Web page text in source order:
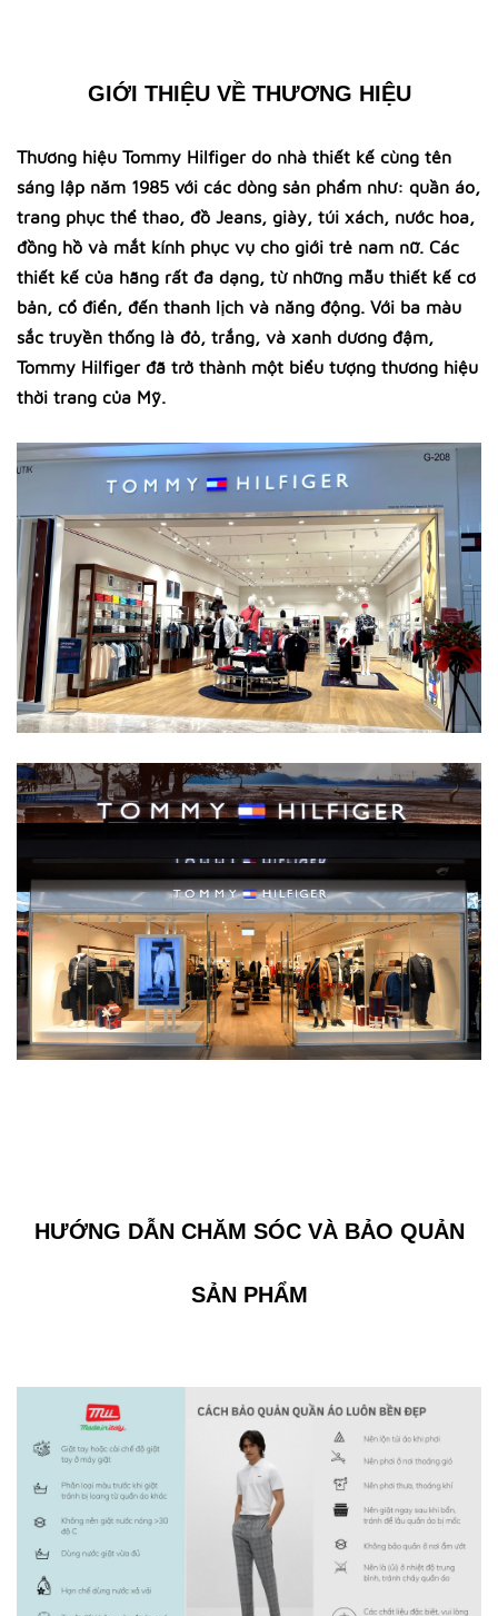
GIỚI THIỆU VỀ THƯƠNG HIỆU
Thương hiệu Tommy Hilfiger do nhà thiết kế cùng tên
sáng lập năm 1985 với các dòng sản phẩm như: quần áo,
trang phục thể thao, đồ Jeans, giày, túi xách, nước hoa,
đồng hồ và mắt kính phục vụ cho giới trẻ nam nữ. Các
thiết kế của hãng rất đa dạng, từ những mẫu thiết kế cơ
bản, cổ điển, đến thanh lịch và năng động. Với ba màu
sắc truyền thống là đỏ, trắng, và xanh dương đậm,
Tommy Hilfiger đã trở thành một biểu tượng thương hiệu
thời trang của Mỹ.
HƯỚNG DẪN CHĂM SÓC VÀ BẢO QUẢN
SẢN PHẨM